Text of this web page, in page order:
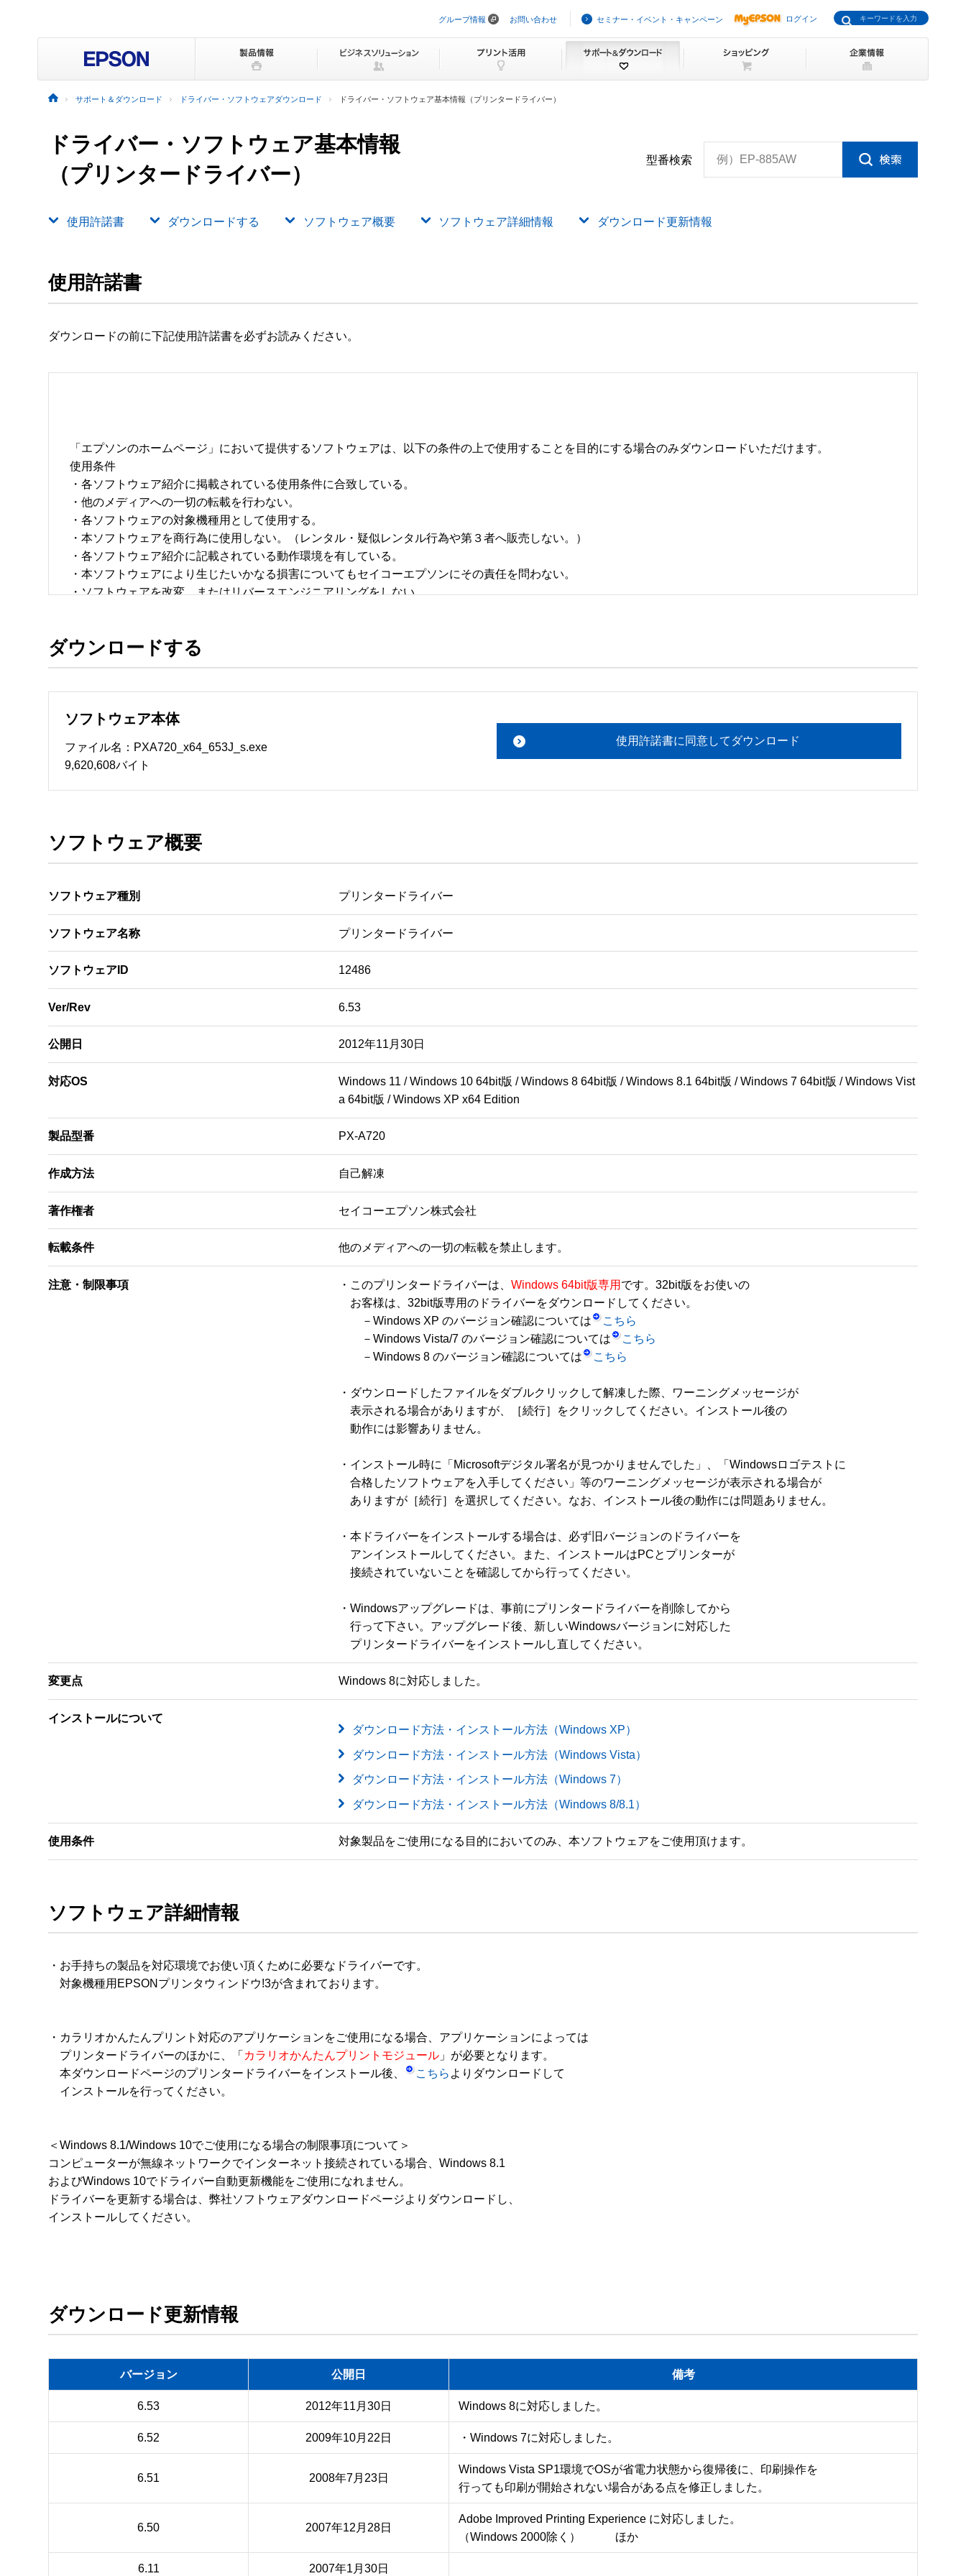
ビ
ョ
を
グループ情報 お問い合わせ セミナー・イベント・キャンペーン ログイン
サポート＆ダウンロード ドライバー・ソフトウェアダウンロード ドライバー・ソフトウェア基本情報（プリンタードライバー）
ドライバー・ソフトウェア基本情報
（プリンタードライバー）
型番検索 例）EP-885AW
使用許諾書 ダウンロードする ソフトウェア概要 ソフトウェア詳細情報 ダウンロード更新情報
使用許諾書
ダウンロードの前に下記使用許諾書を必ずお読みください。
「エプソンのホームページ」において提供するソフトウェアは、以下の条件の上で使用することを目的にする場合のみダウンロードいただけます。
使用条件
・各ソフトウェア紹介に掲載されている使用条件に合致している。
・他のメディアへの一切の転載を行わない。
・各ソフトウェアの対象機種用として使用する。
・本ソフトウェアを商行為に使用しない。（レンタル・疑似レンタル行為や第３者へ販売しない。）
・各ソフトウェア紹介に記載されている動作環境を有している。
・本ソフトウェアにより生じたいかなる損害についてもセイコーエプソンにその責任を問わない。
・ソフトウェアを改変、またはリバースエンジニアリングをしない。
ソフトウェアのサポート
ソフトウェアの保証範囲
・ソフトウェアは、予告せず改良、変更することがあります。
著作権者
ダウンロードする
ソフトウェア本体
ファイル名：PXA720_x64_653J_s.exe
9,620,608バイト
使用許諾書に同意してダウンロード
ソフトウェア概要
ソフトウェア種別 プリンタードライバー
ソフトウェア名称 プリンタードライバー
ソフトウェアID 12486
Ver/Rev 6.53
公開日 2012年11月30日
対応OS
Windows 11 / Windows 10 64bit版 / Windows 8 64bit版 / Windows 8.1 64bit版 / Windows 7 64bit版 / Windows Vist
a 64bit版 / Windows XP x64 Edition
製品型番 PX-A720
作成方法 自己解凍
著作権者 セイコーエプソン株式会社
転載条件 他のメディアへの一切の転載を禁止します。
注意・制限事項 ・このプリンタードライバーは、Windows 64bit版専用 です。32bit版をお使いの
お客様は、32bit版専用のドライバーをダウンロードしてください。
－Windows XP のバージョン確認については
こちら
－Windows Vista/7 のバージョン確認については
こちら
－Windows 8 のバージョン確認については
こちら
・ダウンロードしたファイルをダブルクリックして解凍した際、ワーニングメッセージが
表示される場合がありますが、［続行］をクリックしてください。インストール後の
動作には影響ありません。
・インストール時に「Microsoftデジタル署名が見つかりませんでした」、「Windowsロゴテストに
合格したソフトウェアを入手してください」等のワーニングメッセージが表示される場合が
ありますが［続行］を選択してください。なお、インストール後の動作には問題ありません。
・本ドライバーをインストールする場合は、必ず旧バージョンのドライバーを
アンインストールしてください。また、インストールはPCとプリンターが
接続されていないことを確認してから行ってください。
・Windowsアップグレードは、事前にプリンタードライバーを削除してから
行って下さい。アップグレード後、新しいWindowsバージョンに対応した
変更点
インストールについて
ダウンロード方法・インストール方法（Windows XP）
ダウンロード方法・インストール方法（Windows Vista）
ダウンロード方法・インストール方法（Windows 7）
ダウンロード方法・インストール方法（Windows 8/8.1）
使用条件 対象製品をご使用になる目的においてのみ、本ソフトウェアをご使用頂けます。
ソフトウェア詳細情報
・お手持ちの製品を対応環境でお使い頂くために必要なドライバーです。
対象機種用EPSONプリンタウィンドウ!3が含まれております。
・カラリオかんたんプリント対応のアプリケーションをご使用になる場合、アプリケーションによっては
プリンタードライバーのほかに、「 カラリオかんたんプリントモジュール 」が必要となります。
本ダウンロードページのプリンタードライバーをインストール後、
こちら よりダウンロードして
インストールを行ってください。
＜Windows 8.1/Windows 10でご使用になる場合の制限事項について＞
コンピューターが無線ネットワークでインターネット接続されている場合、Windows 8.1
およびWindows 10でドライバー自動更新機能をご使用になれません。
ドライバーを更新する場合は、弊社ソフトウェアダウンロードページよりダウンロードし、
インストールしてください。
ダウンロード更新情報
バージョン 公開日 備考
6.53 2012年11月30日
6.52 2009年10月22日 ・Windows 7に対応しました。
6.51 2008年7月23日
Windows Vista SP1環境でOSが省電力状態から復帰後に、印刷操作を
行っても印刷が開始されない場合がある点を修正しました。
6.50 2007年12月28日
Adobe Improved Printing Experience に対応しました。
（Windows 2000除く）　　　ほか
6.11 2007年1月30日